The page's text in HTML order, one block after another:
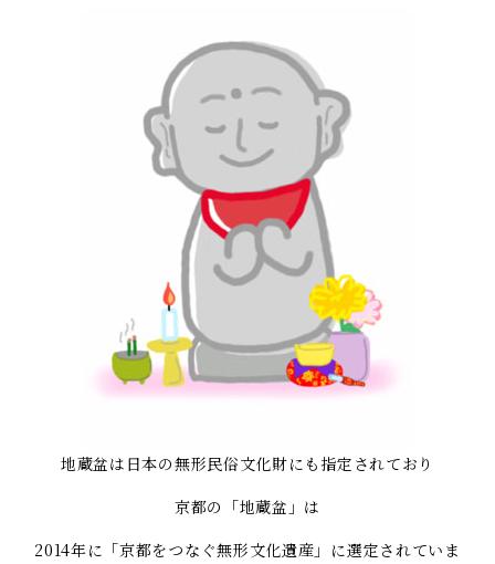
地蔵盆は日本の無形民俗文化財にも指定されており
京都の「地蔵盆」は
2014年に「京都をつなぐ無形文化遺産」に選定されていま